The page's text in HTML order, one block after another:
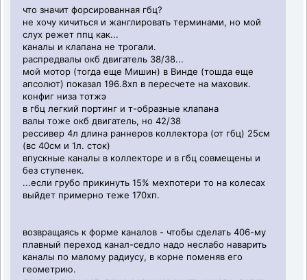
что значит форсированная гбц?
не хочу кичиться и жанглировать терминами, но мой
слух режет ппц как...
каналы и клапана не трогали.
распредвалы окб двигатель 38/38...
мой мотор (тогда еще Мишин) в Винде (тошда еще
апсолют) показал 196.8хп в пересчете на маховик.
конфиг низа тотжэ
в гбц легкий портинг и т-образные клапана
валы тоже окб двигатель, но 42/38
рессивер 4л длина раннеров коллектора (от гбц) 25см
(вс 40см и 1л. сток)
впускные каналы в коллекторе и в гбц совмещены и
без ступенек.
...если грубо прикинуть 15% мехпотери то на колесах
выйдет примерно теже 170хп.
возвращаясь к форме каналов - чтобы сделать 406-му
плавный переход канал-седло надо неслабо наварить
каналы по малому радиусу, в корне поменяв его
геометрию.